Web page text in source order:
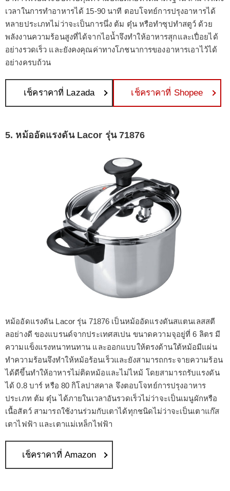
เวลาในการทำอาหารได้ 15-90 นาที ตอบโจทย์การปรุงอาหารได้
หลายประเภทไม่ว่าจะเป็นการนึ่ง ต้ม ตุ๋น หรือทำซุปทำสตูว์ ด้วย
พลังงานความร้อนสูงที่ได้จากไอน้ำจึงทำให้อาหารสุกและเปื่อยได้
อย่างรวดเร็ว และยังคงคุณค่าทางโภชนาการของอาหารเอาไว้ได้
อย่างครบถ้วน
เช็คราคาที่ Lazada เช็คราคาที่ Shopee
5. หม้ออัดแรงดัน Lacor รุ่น 71876
หม้ออัดแรงดัน Lacor รุ่น 71876 เป็นหม้ออัดแรงดันสแตนเลสสตี
ลอย่างดี ของแบรนด์จากประเทศสเปน ขนาดความจุอยู่ที่ 6 ลิตร มี
ความแข็งแรงหนาทนทาน และออกแบบให้ตรงด้านใต้หม้อมีแผ่น
ทำความร้อนจึงทำให้หม้อร้อนเร็วและยังสามารถกระจายความร้อน
ได้ดีขึ้นทำให้อาหารไม่ติดหม้อและไม่ไหม้ โดยสามารถรับแรงดัน
ได้ 0.8 บาร์ หรือ 80 กิโลปาสคาล จึงตอบโจทย์การปรุงอาหาร
ประเภท ต้ม ตุ๋น ได้ภายในเวลาอันรวดเร็วไม่ว่าจะเป็นเมนูผักหรือ
เนื้อสัตว์ สามารถใช้งานร่วมกับเตาได้ทุกชนิดไม่ว่าจะเป็นเตาแก๊ส
เตาไฟฟ้า และเตาแม่เหล็กไฟฟ้า
เช็คราคาที่ Amazon